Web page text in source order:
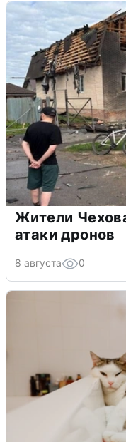
Жители
атаки дронов
8 августа 0